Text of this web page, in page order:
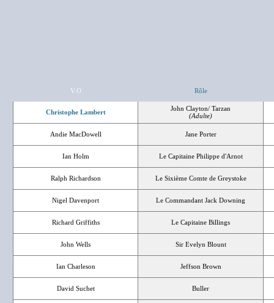
V.O Rôle
Christophe Lambert
John Clayton/ Tarzan
(Adulte)
Andie MacDowell Jane Porter
Ian Holm Le Capitaine Philippe d'Arnot
Ralph Richardson Le Sixième Comte de Greystoke
Nigel Davenport Le Commandant Jack Downing
Richard Griffiths Le Capitaine Billings
John Wells Sir Evelyn Blount
Ian Charleson Jeffson Brown
David Suchet Buller